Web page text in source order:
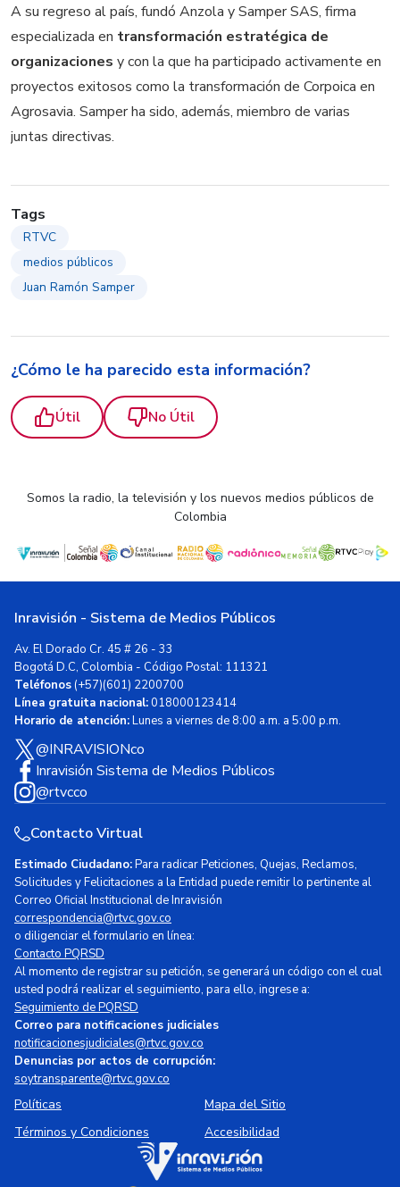
A su regreso al país, fundó Anzola y Samper SAS, firma
especializada en transformación estratégica de
organizaciones y con la que ha participado activamente en
proyectos exitosos como la transformación de Corpoica en
Agrosavia. Samper ha sido, además, miembro de varias
juntas directivas.
Tags
RTVC
medios públicos
Juan Ramón Samper
¿Cómo le ha parecido esta información?
Útil No Útil
Somos la radio, la televisión y los nuevos medios públicos de
Colombia
Inravisión - Sistema de Medios Públicos
Av. El Dorado Cr. 45 # 26 - 33
Bogotá D.C, Colombia - Código Postal: 111321
Teléfonos(+57)(601) 2200700
Línea gratuita nacional:018000123414
Horario de atención:Lunes a viernes de 8:00 a.m. a 5:00 p.m.
@INRAVISIONco
Inravisión Sistema de Medios Públicos
@rtvcco
Contacto Virtual
Estimado Ciudadano:Para radicar Peticiones, Quejas, Reclamos,
Solicitudes y Felicitaciones a la Entidad puede remitir lo pertinente al
Correo Oficial Institucional de Inravisión
correspondencia@rtvc.gov.co
o diligenciar el formulario en línea:
Contacto PQRSD
Al momento de registrar su petición, se generará un código con el cual
usted podrá realizar el seguimiento, para ello, ingrese a:
Seguimiento de PQRSD
Correo para notificaciones judiciales
notificacionesjudiciales@rtvc.gov.co
Denuncias por actos de corrupción:
soytransparente@rtvc.gov.co
Políticas
Mapa del Sitio
Términos y Condiciones
Accesibilidad